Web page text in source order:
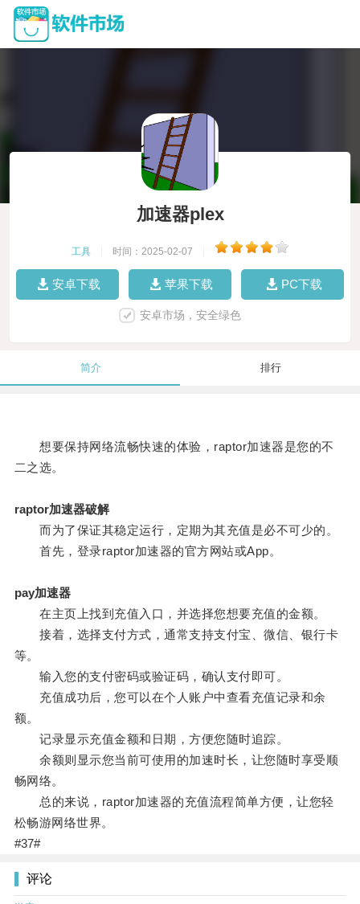
加速器plex
工具 时间：2025-02-07
安卓下载 苹果下载 PC下载
安卓市场，安全绿色
简介 排行
想要保持网络流畅快速的体验，raptor加速器是您的不
二之选。
raptor加速器破解
而为了保证其稳定运行，定期为其充值是必不可少的。
首先，登录raptor加速器的官方网站或App。
pay加速器
在主页上找到充值入口，并选择您想要充值的金额。
接着，选择支付方式，通常支持支付宝、微信、银行卡
等。
输入您的支付密码或验证码，确认支付即可。
充值成功后，您可以在个人账户中查看充值记录和余
额。
记录显示充值金额和日期，方便您随时追踪。
余额则显示您当前可使用的加速时长，让您随时享受顺
畅网络。
总的来说，raptor加速器的充值流程简单方便，让您轻
松畅游网络世界。
#37#
评论